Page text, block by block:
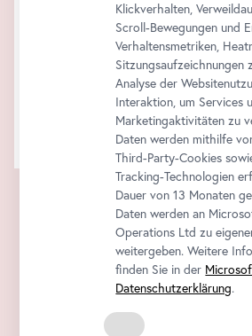
Klickverhalten,
Scroll-Bewegungen und
Verhaltensmetriken,
Sitzungsaufzeichnungen
Analyse der
Interaktion, um Services
Marketingaktivitäten zu
Daten werden mithilfe
Third-Party-Cookies
Tracking-Technologien
Dauer von 13 Monaten
Daten werden an
Operations Ltd zu
weitergeben. Weitere
finden Sie in der
Datenschutzerklärung.